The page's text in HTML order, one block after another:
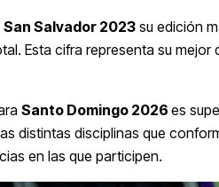
San Salvador 2023 su edición
Esta cifra representa su mejor
Santo Domingo 2026 es
distintas disciplinas que
en las que participen.